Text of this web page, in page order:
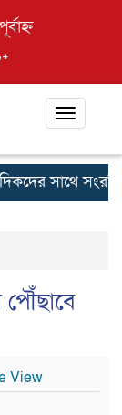
Toggle
সাথে
পৌঁছাবে
View